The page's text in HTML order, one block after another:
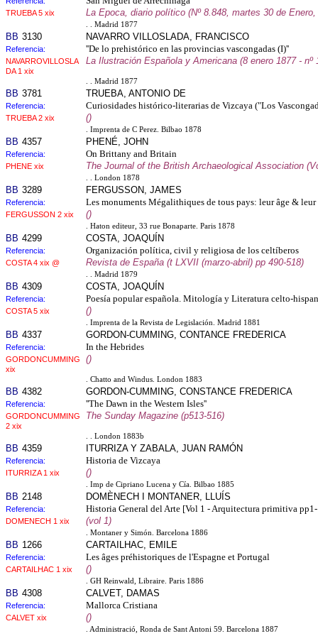
TRUEBA 5 xix La Epoca, diario político (Nº 8.848, martes 30 de Enero,
. . Madrid 1877
BB 3130 NAVARRO VILLOSLADA, FRANCISCO
Referencia: ''De lo prehistórico en las provincias vascongadas (I)''
NAVARROVILLOSLA La Ilustración Española y Americana (8 enero 1877 - nº
DA 1 xix
. . Madrid 1877
BB 3781 TRUEBA, ANTONIO DE
Referencia: Curiosidades histórico-literarias de Vizcaya ("Los
TRUEBA 2 xix ()
. Imprenta de C Perez. Bilbao 1878
BB 4357 PHENÉ, JOHN
Referencia: On Brittany and Britain
PHENE xix The Journal of the British Archaeological Association
. . London 1878
BB 3289 FERGUSSON, JAMES
Referencia: Les monuments Mégalithiques de tous pays: leur âge &
FERGUSSON 2 xix ()
. Haton editeur, 33 rue Bonaparte. Paris 1878
BB 4299 COSTA, JOAQUÍN
Referencia: Organización política, civil y religiosa de los celtíberos
COSTA 4 xix @ Revista de España (t LXVII (marzo-abril) pp 490-518)
. . Madrid 1879
BB 4309 COSTA, JOAQUÍN
Referencia: Poesía popular española. Mitología y Literatura celto-
COSTA 5 xix ()
. Imprenta de la Revista de Legislación. Madrid 1881
BB 4337 GORDON-CUMMING, CONTANCE FREDERICA
Referencia: In the Hebrides
GORDONCUMMING ()
xix
. Chatto and Windus. London 1883
BB 4382 GORDON-CUMMING, CONSTANCE FREDERICA
Referencia: ''The Dawn in the Western Isles''
GORDONCUMMING The Sunday Magazine (p513-516)
2 xix
. . London 1883b
BB 4359 ITURRIZA Y ZABALA, JUAN RAMÓN
Referencia: Historia de Vizcaya
ITURRIZA 1 xix ()
. Imp de Cipriano Lucena y Cía. Bilbao 1885
BB 2148 DOMÈNECH I MONTANER, LLUÍS
Referencia: Historia General del Arte [Vol 1 - Arquitectura primitiva
DOMENECH 1 xix (vol 1)
. Montaner y Simón. Barcelona 1886
BB 1266 CARTAILHAC, EMILE
Referencia: Les âges préhistoriques de l'Espagne et Portugal
CARTAILHAC 1 xix ()
. GH Reinwald, Libraire. Paris 1886
BB 4308 CALVET, DAMAS
Referencia: Mallorca Cristiana
CALVET xix ()
. Administració, Ronda de Sant Antoni 59. Barcelona 1887